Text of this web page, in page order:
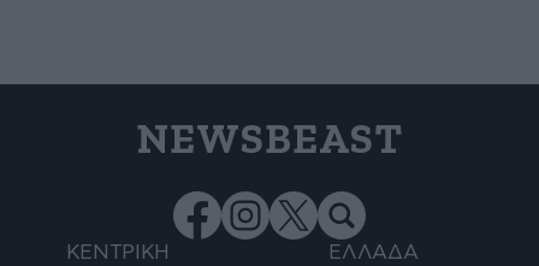
NEWSBEAST
ΚΕΝΤΡΙΚΗ
ΕΛΛΑΔΑ